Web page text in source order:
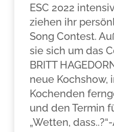
ESC 2022
ziehen ihr
Song Contest.
sie sich um das
BRITT
neue Kochshow,
Kochenden
und den Termin
„Wetten,